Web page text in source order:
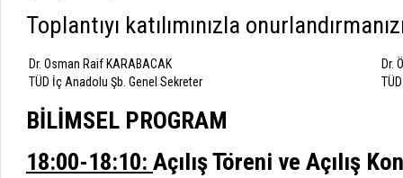
Toplantıyı katılımınızla
Dr. Osman Raif KARABACAK
TÜD İç Anadolu Şb. Genel Sekreter
Dr.
BİLİMSEL PROGRAM
18:00-18:10: Açılış Töreni ve Açılış